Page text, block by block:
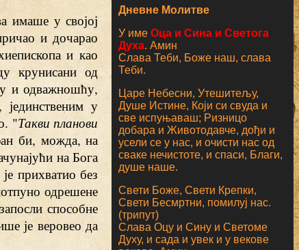
имаше у својој
и дочарао
и као
крунисани од
и одважношћу,
у
"Такви планови
би, можда, на
на Бога
прихватио без
одрешене
способне
је веровео да
Дневне Молитве
У имеОца и Сина и Светога
Духа. Амин
Слава Теби, Боже наш, слава
Теби.
Царе Небесни, Утешитељу,
Душе Истине, Који си свуда и
све испуњаваш; Ризницо
добара и Животодавче, дођи и
усели се у нас, и очисти нас од
сваке нечистоте, и спаси, Благи,
душе наше.
Свети Боже, Свети Крепки,
Свети Бесмртни, помилуј нас.
(трипут)
Слава Оцу и Сину и Светоме
Духу, и сада и увек и у векове